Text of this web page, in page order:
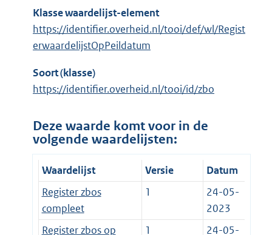
Klasse waardelijst-element
https://identifier.overheid.nl/tooi/def/wl/Regist
erwaardelijstOpPeildatum
Soort (klasse)
https://identifier.overheid.nl/tooi/id/zbo
Deze waarde komt voor in de
volgende waardelijsten:
Waardelijst Versie
Datum
Register zbos
compleet
1
24-05-
2023
Register zbos op
1
24-05-